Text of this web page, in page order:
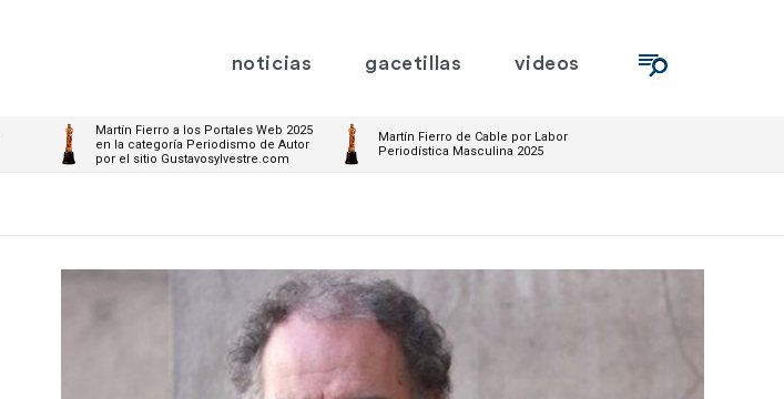
noticias gacetillas videos
Martín Fierro a los Portales Web 2025
en la categoría Periodismo de Autor
por el sitio Gustavosylvestre.com
Martín Fierro de Cable por Labor
Periodística Masculina 2025